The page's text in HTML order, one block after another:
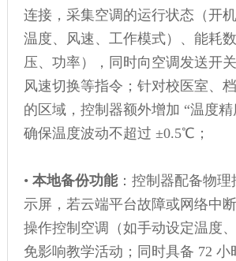
连接，采集空调的运行状态（开
温度、风速、工作模式）、能耗
压、功率），同时向空调发送开关
风速切换等指令；针对校医室、
的区域，控制器额外增加 “温度精
确保温度波动不超过 ±0.5℃；
• 本地备份功能：控制器配备物理
示屏，若云端平台故障或网络中
操作控制空调（如手动设定温度
免影响教学活动；同时具备 72